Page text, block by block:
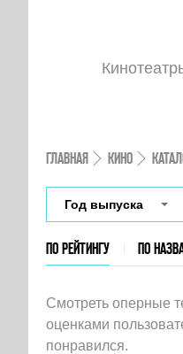
ГЛАВНАЯ КИНО
Год выпуска
ПО РЕЙТИНГУ ПО
Смотреть оперные
оценками
понравился.